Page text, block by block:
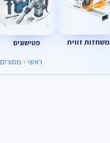
משחזות זווית פטישונים
ראשי › מסורים